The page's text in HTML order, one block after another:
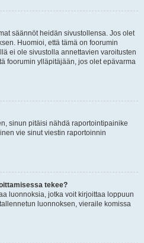
säännöt heidän sivustollensa. Jos olet
Huomioi, että tämä on foorumin
ei ole sivustolla annettavien varoitusten
foorumin ylläpitäjään, jos olet epävarma
sinun pitäisi nähdä raportointipainike
vie sinut viestin raportoinnin
tekee?
luonnoksia, jotka voit kirjoittaa loppuun
luonnoksen, vieraile komissa